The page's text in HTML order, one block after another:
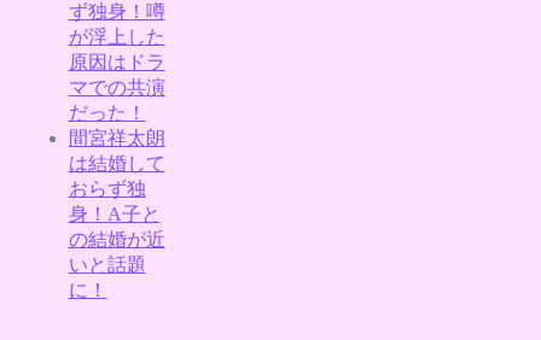
ず独身！噂
が浮上した
原因はドラ
マでの共演
だった！
間宮祥太朗
は結婚して
おらず独
身！A子と
の結婚が近
いと話題
に！